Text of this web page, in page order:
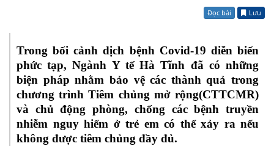
Đọc bài Lưu
Trong bối cảnh dịch bệnh Covid-19 diễn biến
phức tạp, Ngành Y tế Hà Tĩnh đã có những
biện pháp nhằm bảo vệ các thành quả trong
chương trình Tiêm chủng mở rộng(CTTCMR)
và chủ động phòng, chống các bệnh truyền
nhiễm nguy hiểm ở trẻ em có thể xảy ra nếu
không được tiêm chủng đầy đủ.